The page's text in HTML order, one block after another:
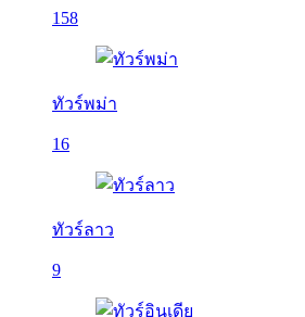
158
ทัวร์พม่า
16
ทัวร์ลาว
9